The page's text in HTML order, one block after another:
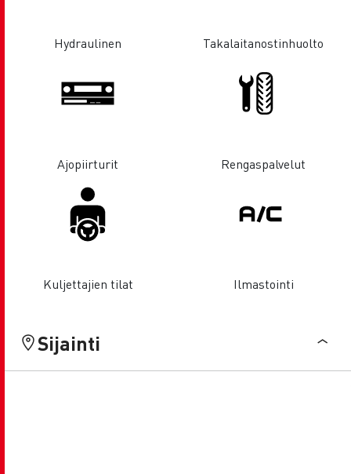
Hydraulinen Takalaitanostinhuolto
Ajopiirturit Rengaspalvelut
Kuljettajien tilat Ilmastointi
Sijainti